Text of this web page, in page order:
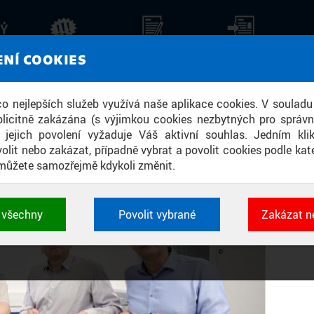
COOKIES
nejlepších služeb využívá naše aplikace cookies. V
zakázána (s výjimkou cookies nezbytných pro
povolení vyžaduje Váš aktivní souhlas. Jedním
nebo zakázat, případně vybrat a povolit cookies podle
samozřejmě kdykoli změnit.
a identifikátorů relace. Jsou nezbytné pro
Povolit vybrané Zakázat
AKTUALITY
KVANTOVÝCH TECHNOLOGIÍ. NOVÝ
KOMUNIKACI